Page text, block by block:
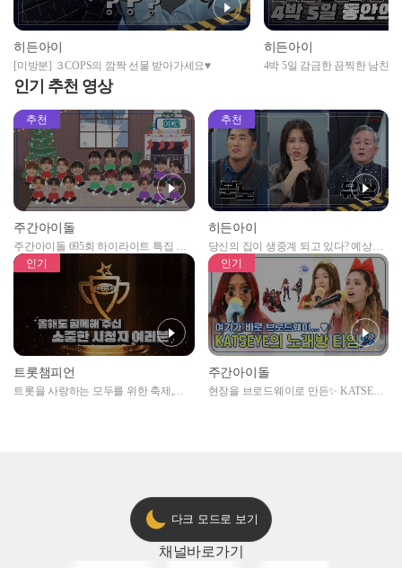
히든아이
[미방분] ３COPS의 깜짝 선물 받아가세요♥
히든아이
4박 5일 감금한 끔찍한 남친
인기 추천 영상
추천
주간아이돌
주간아이돌 695회 하이라이트 특집 남
자아이돌편 예고
추천
히든아이
당신의 집이 생중계 되고 있다? 예상치
못한 곳에서 일어나는 불법촬영 범죄!
인기
트롯챔피언
트롯을 사랑하는 모두를 위한 축제,
인기
주간아이돌
현장을 브로드웨이로 만든✨ KATSEYE
다크 모드로 보기
채널바로가기